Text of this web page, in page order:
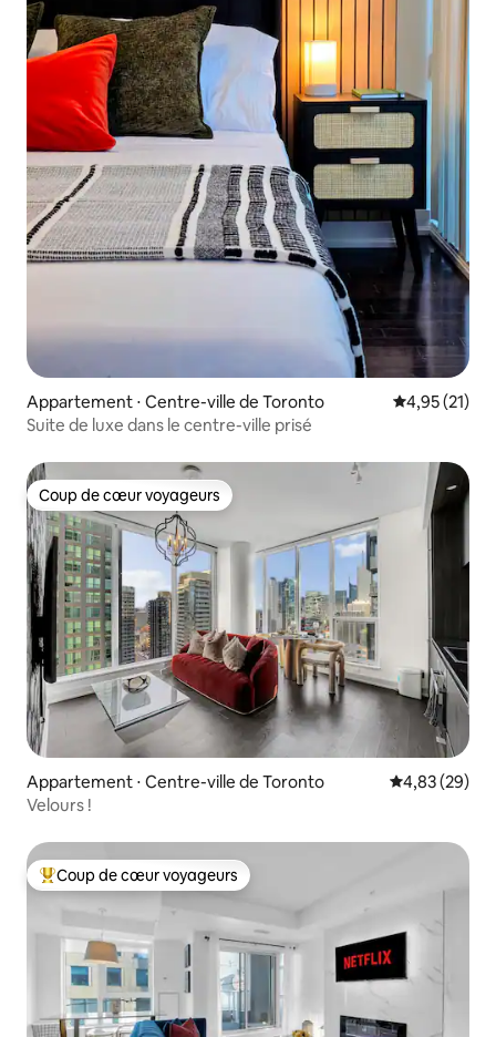
Appartement ⋅ Centre-ville de Toronto Évaluation
4,95 (21)
Suite de luxe dans le centre-ville prisé
Coup de cœur voyageurs
Coup de cœur voyageurs
Appartement ⋅ Centre-ville de Toronto Évaluation
4,83 (29)
Velours !
Coups de cœur voyageurs les plus appréciés
Coup de cœur voyageurs